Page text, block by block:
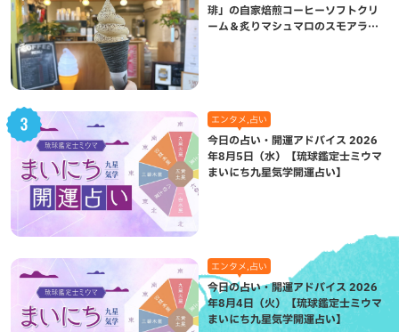
琲」の自家焙煎コーヒーソフトクリ
ーム＆炙りマシュマロのスモアラテ
エンタメ,占い
今日の占い・開運アドバイス 2026
年8月5日（水）【琉球鑑定士ミウマ
まいにち九星気学開運占い】
エンタメ,占い
今日の占い・開運アドバイス 2026
年8月4日（火）【琉球鑑定士ミウマ
まいにち九星気学開運占い】